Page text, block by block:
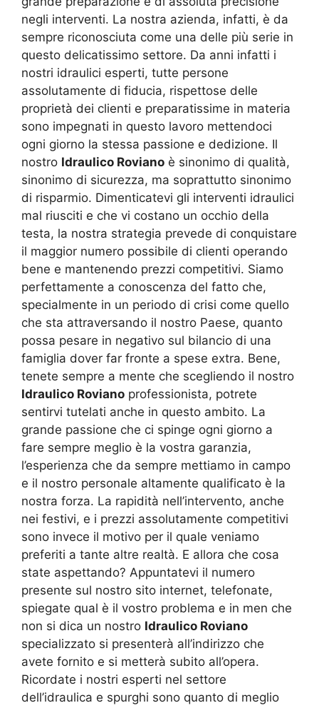
negli interventi. La nostra azienda, infatti, è da
sempre riconosciuta come una delle più serie in
questo delicatissimo settore. Da anni infatti i
nostri idraulici esperti, tutte persone
assolutamente di fiducia, rispettose delle
proprietà dei clienti e preparatissime in materia
sono impegnati in questo lavoro mettendoci
ogni giorno la stessa passione e dedizione. Il
nostro Idraulico Roviano è sinonimo di qualità,
sinonimo di sicurezza, ma soprattutto sinonimo
di risparmio. Dimenticatevi gli interventi idraulici
mal riusciti e che vi costano un occhio della
testa, la nostra strategia prevede di conquistare
il maggior numero possibile di clienti operando
bene e mantenendo prezzi competitivi. Siamo
perfettamente a conoscenza del fatto che,
specialmente in un periodo di crisi come quello
che sta attraversando il nostro Paese, quanto
possa pesare in negativo sul bilancio di una
famiglia dover far fronte a spese extra. Bene,
tenete sempre a mente che scegliendo il nostro
Idraulico Roviano professionista, potrete
sentirvi tutelati anche in questo ambito. La
grande passione che ci spinge ogni giorno a
fare sempre meglio è la vostra garanzia,
l’esperienza che da sempre mettiamo in campo
e il nostro personale altamente qualificato è la
nostra forza. La rapidità nell’intervento, anche
nei festivi, e i prezzi assolutamente competitivi
sono invece il motivo per il quale veniamo
preferiti a tante altre realtà. E allora che cosa
state aspettando? Appuntatevi il numero
presente sul nostro sito internet, telefonate,
spiegate qual è il vostro problema e in men che
non si dica un nostro Idraulico Roviano
specializzato si presenterà all’indirizzo che
avete fornito e si metterà subito all’opera.
Ricordate i nostri esperti nel settore
dell’idraulica e spurghi sono quanto di meglio